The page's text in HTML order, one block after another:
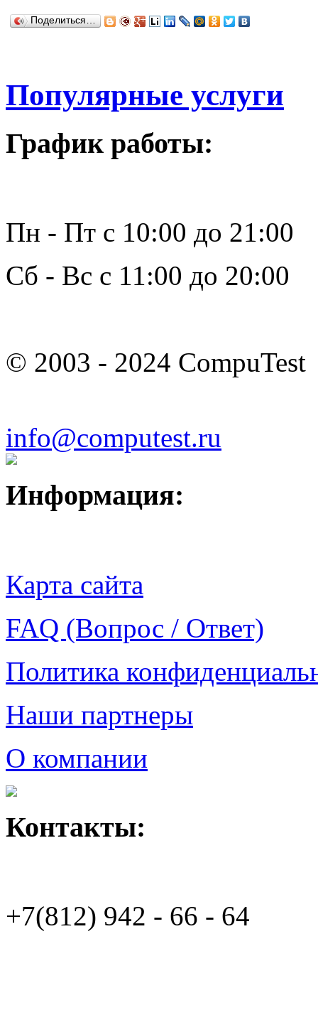
Поделиться…
Популярные услуги
График работы:
Пн - Пт с 10:00 до 21:00
Сб - Вс с 11:00 до 20:00
© 2003 - 2024 CompuTest
info@computest.ru
Информация:
Карта сайта
FAQ (Вопрос / Ответ)
Политика
Наши партнеры
О компании
Контакты:
+7(812) 942 - 66 - 64